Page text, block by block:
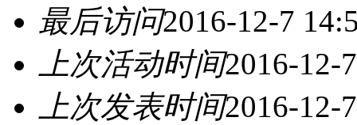
最后访问2016-12-7
上次活动时间2016-12-
上次发表时间2016-12-